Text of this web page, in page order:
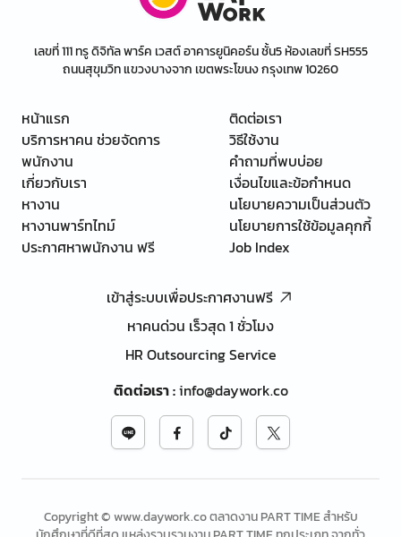
เลขที่ 111 ทรู ดิจิทัล พาร์ค เวสต์ อาคารยูนิคอร์น ชั้น5 ห้องเลขที่ SH555
ถนนสุขุมวิท แขวงบางจาก เขตพระโขนง กรุงเทพ 10260
หน้าแรก
บริการหาคน ช่วยจัดการ
พนักงาน
เกี่ยวกับเรา
หางาน
หางานพาร์ทไทม์
ประกาศหาพนักงาน ฟรี
ติดต่อเรา
วิธีใช้งาน
คำถามที่พบบ่อย
เงื่อนไขและข้อกำหนด
นโยบายความเป็นส่วนตัว
นโยบายการใช้ข้อมูลคุกกี้
Job Index
เข้าสู่ระบบเพื่อประกาศงานฟรี
หาคนด่วน เร็วสุด 1 ชั่วโมง
HR Outsourcing Service
ติดต่อเรา:info@daywork.co
Copyright © www.daywork.co ตลาดงาน PART TIME สำหรับ